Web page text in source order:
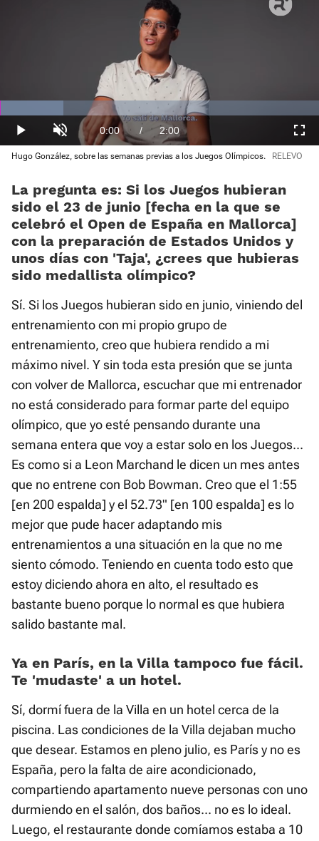
Play Unmute Current
Time
0:00 / Duration
2:00
:
24.83%
Hugo González, sobre las semanas previas a los Juegos Olímpicos. RELEVO
La pregunta es: Si los Juegos hubieran
sido el 23 de junio [fecha en la que se
celebró el Open de España en Mallorca]
con la preparación de Estados Unidos y
unos días con 'Taja', ¿crees que hubieras
sido medallista olímpico?
Sí. Si los Juegos hubieran sido en junio, viniendo del
entrenamiento con mi propio grupo de
entrenamiento, creo que hubiera rendido a mi
máximo nivel. Y sin toda esta presión que se junta
con volver de Mallorca, escuchar que mi entrenador
no está considerado para formar parte del equipo
olímpico, que yo esté pensando durante una
semana entera que voy a estar solo en los Juegos...
Es como si a Leon Marchand le dicen un mes antes
que no entrene con Bob Bowman. Creo que el 1:55
[en 200 espalda] y el 52.73" [en 100 espalda] es lo
mejor que pude hacer adaptando mis
entrenamientos a una situación en la que no me
siento cómodo. Teniendo en cuenta todo esto que
estoy diciendo ahora en alto, el resultado es
bastante bueno porque lo normal es que hubiera
salido bastante mal.
Ya en París, en la Villa tampoco fue fácil.
Te 'mudaste' a un hotel.
Sí, dormí fuera de la Villa en un hotel cerca de la
piscina. Las condiciones de la Villa dejaban mucho
que desear. Estamos en pleno julio, es París y no es
España, pero la falta de aire acondicionado,
compartiendo apartamento nueve personas con uno
durmiendo en el salón, dos baños... no es lo ideal.
Luego, el restaurante donde comíamos estaba a 10